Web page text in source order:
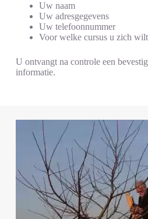
Uw naam
Uw adresgegevens
Uw telefoonnummer
Voor welke cursus u zich
U ontvangt na controle een
informatie.